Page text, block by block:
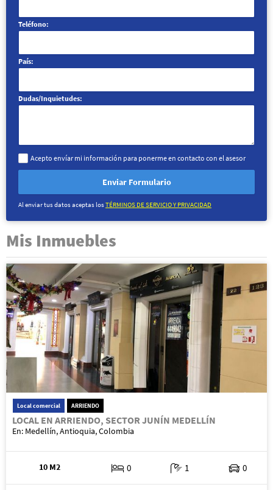
Teléfono:
País:
Dudas/Inquietudes:
Acepto envíar mi información para ponerme en contacto con el asesor
Enviar Formulario
Al enviar tus datos aceptas losTÉRMINOS DE SERVICIO Y PRIVACIDAD
Mis Inmuebles
Local comercial ARRIENDO
LOCAL EN ARRIENDO, SECTOR JUNÍN MEDELLÍN
En: Medellín, Antioquia, Colombia
10 M2 0 1 0